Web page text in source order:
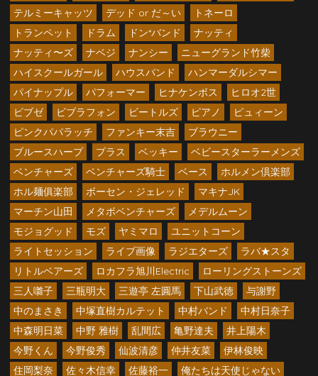
テルミーキャッツ
デッド or だ～い
トネーロ
トランペット
ドラム ドン*バンド
ナッティ
ナッティ〜ズ
ナベジ ナンシー
ニューグランド竹柴
ハイスクールガール
ハウスバンド
ハンマーダルシマー
パイナップル
パフォーマー ヒナケンボス
ヒロオ2世
ビブゼ
ビブラフォン ビートルズ ピアノ
ピュィーン
ピンクパパラッチ
ファンキー末吉
ブラウニー
ブルースハープ
プラス ベッキー
ベビースターラーメンズ
ベンチャーズ
ベンチャーズ騎士 ベース
ホルメン倶楽部
ホル麺俱楽部
ボーセン・ジェレッド
マキナJK
マーチン山田
メタボベンチャーズ
メデルムーン
モジョグッド
モズ ヤミマロ
ユニットコーン
ライトセッション
ライブ画像 ラジエターズ
ラバ★スタ
リトルベアーズ
ロカフラ旭川Electric
ローリングストーンズ
三人囃子
三瓶明大 三遊亭 左圓馬 下山武徳
与謝野
中のまさき
中塚直樹カルテット 中村バンド
中村日奈子
中森明日菜
中野 雅樹 乱間広 亀野達夫
井上陽木
今野くん
今野俊秀 仙波清彦 仲井友菜
伊林俊映
住岡梨奈
佐々木信幸 佐藤裕一
俺たちは天使じゃない